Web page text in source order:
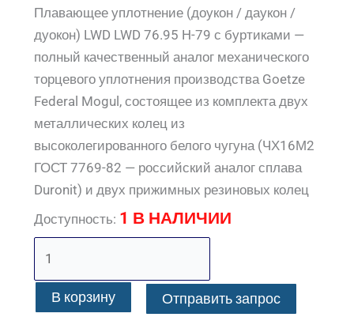
Плавающее уплотнение (доукон / даукон /
дуокон) LWD LWD 76.95 H-79 с буртиками —
полный качественный аналог механического
торцевого уплотнения производства Goetze
Federal Mogul, состоящее из комплекта двух
металлических колец из
высоколегированного белого чугуна (ЧХ16М2
ГОСТ 7769-82 — российский аналог сплава
Duronit) и двух прижимных резиновых колец
Доступность: 1 В НАЛИЧИИ
В корзину Отправить запрос